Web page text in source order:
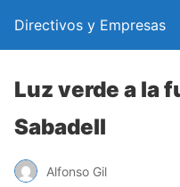
Directivos y Empresas
Luz verde a la
Sabadell
Alfonso Gil